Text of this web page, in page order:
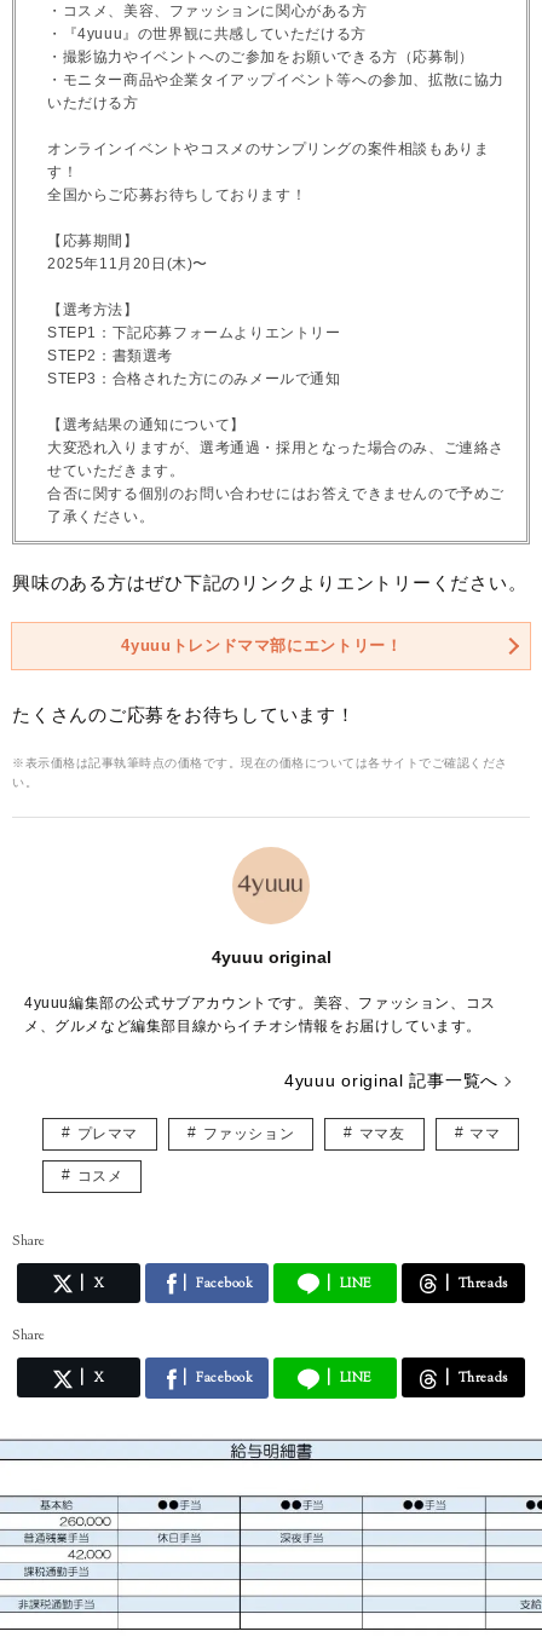
・コスメ、美容、ファッションに関心がある方
・『4yuuu』の世界観に共感していただける方
・撮影協力やイベントへのご参加をお願いできる方（応募制）
・モニター商品や企業タイアップイベント等への参加、拡散に協力
いただける方
オンラインイベントやコスメのサンプリングの案件相談もありま
す！
全国からご応募お待ちしております！
【応募期間】
2025年11月20日(木)〜
【選考方法】
STEP1：下記応募フォームよりエントリー
STEP2：書類選考
STEP3：合格された方にのみメールで通知
【選考結果の通知について】
大変恐れ入りますが、選考通過・採用となった場合のみ、ご連絡さ
せていただきます。
合否に関する個別のお問い合わせにはお答えできませんので予めご
了承ください。
興味のある方はぜひ下記のリンクよりエントリーください。
4yuuuトレンドママ部にエントリー！
たくさんのご応募をお待ちしています！
※表示価格は記事執筆時点の価格です。現在の価格については各サイトでご確認くださ
い。
4yuuu original
4yuuu編集部の公式サブアカウントです。美容、ファッション、コス
メ、グルメなど編集部目線からイチオシ情報をお届けしています。
4yuuu original 記事一覧へ
プレママ ファッション ママ友 ママ
コスメ
Share
X Facebook LINE Threads
Share
X Facebook LINE Threads